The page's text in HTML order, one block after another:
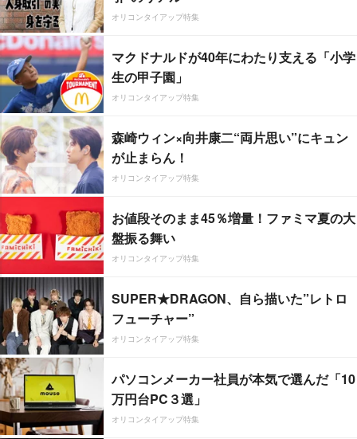
オリコンタイアップ特集
マクドナルドが40年にわたり支える「小学
生の甲子園」
オリコンタイアップ特集
森崎ウィン×向井康二“両片思い”にキュン
が止まらん！
オリコンタイアップ特集
お値段そのまま45％増量！ファミマ夏の大
盤振る舞い
オリコンタイアップ特集
SUPER★DRAGON、自ら描いた”レトロ
フューチャー”
オリコンタイアップ特集
パソコンメーカー社員が本気で選んだ「10
万円台PC３選」
オリコンタイアップ特集